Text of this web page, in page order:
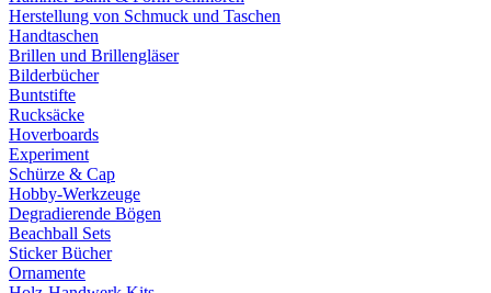
Herstellung von Schmuck und Taschen
Handtaschen
Brillen und Brillengläser
Bilderbücher
Buntstifte
Rucksäcke
Hoverboards
Experiment
Schürze & Cap
Hobby-Werkzeuge
Degradierende Bögen
Beachball Sets
Sticker Bücher
Ornamente